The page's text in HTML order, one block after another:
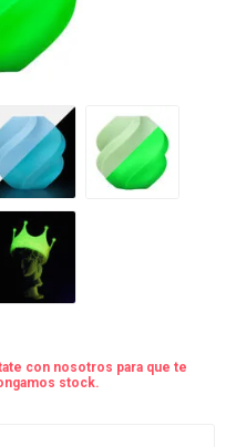
con nosotros para que te
stock.